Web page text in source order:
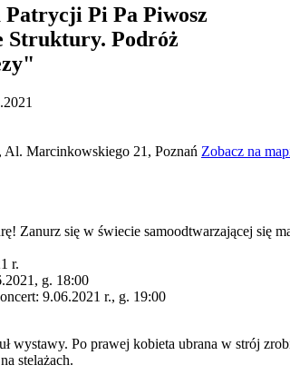
Patrycji Pi Pa Piwosz
Struktury. Podróż
Marcinkowskiego 21, Poznań Zobacz na
Zanurz się w świecie samoodtwarzającej się
r.
g. 18:00
9.06.2021 r., g. 19:00